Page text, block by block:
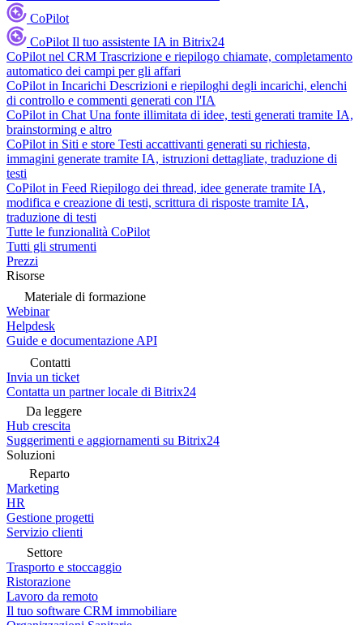
CoPilot
CoPilot Il tuo assistente IA in Bitrix24
CoPilot nel CRM Trascrizione e riepilogo chiamate, completamento
automatico dei campi per gli affari
CoPilot in Incarichi Descrizioni e riepiloghi degli incarichi, elenchi
di controllo e commenti generati con l'IA
CoPilot in Chat Una fonte illimitata di idee, testi generati tramite IA,
brainstorming e altro
CoPilot in Siti e store Testi accattivanti generati su richiesta,
immagini generate tramite IA, istruzioni dettagliate, traduzione di
testi
CoPilot in Feed Riepilogo dei thread, idee generate tramite IA,
modifica e creazione di testi, scrittura di risposte tramite IA,
traduzione di testi
Tutte le funzionalità CoPilot
Tutti gli strumenti
Prezzi
Risorse
Materiale di formazione
Webinar
Helpdesk
Guide e documentazione API
Contatti
Invia un ticket
Contatta un partner locale di Bitrix24
Da leggere
Hub crescita
Suggerimenti e aggiornamenti su Bitrix24
Soluzioni
Reparto
Marketing
HR
Gestione progetti
Servizio clienti
Settore
Trasporto e stoccaggio
Ristorazione
Lavoro da remoto
Il tuo software CRM immobiliare